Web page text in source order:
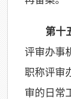
第十
评审办事
职称评审
审的日常